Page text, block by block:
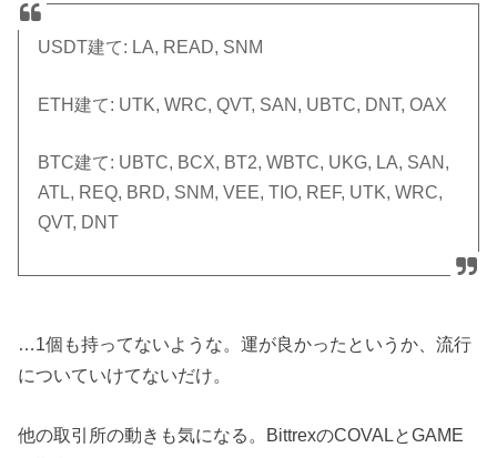
USDT建て: LA, READ, SNM
ETH建て: UTK, WRC, QVT, SAN, UBTC, DNT, OAX
BTC建て: UBTC, BCX, BT2, WBTC, UKG, LA, SAN,
ATL, REQ, BRD, SNM, VEE, TIO, REF, UTK, WRC,
QVT, DNT
…1個も持ってないような。運が良かったというか、流行
についていけてないだけ。
他の取引所の動きも気になる。BittrexのCOVALとGAME